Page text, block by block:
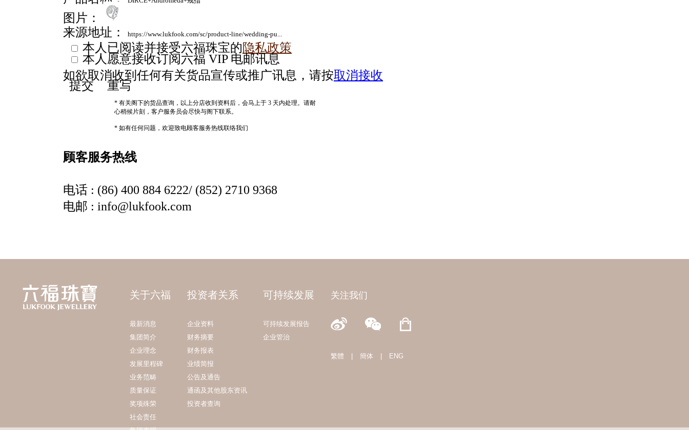
关于六福
最新消息
集团简介
企业理念
发展里程碑
业务范畴
质量保证
奖项殊荣
社会责任
投资者关系
企业资料
财务摘要
财务报表
业绩简报
公告及通告
通函及其他股东资讯
投资者查询
可持续发展
可持续发展报告
企业管治
关注我们
繁體 簡体 ENG